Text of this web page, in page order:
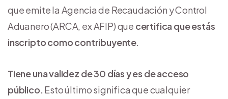
que emite la Agencia de Recaudación y Control
Aduanero (ARCA, ex AFIP) que certifica que estás
inscripto como contribuyente.
Tiene una validez de 30 días y es de acceso
público. Esto último significa que cualquier